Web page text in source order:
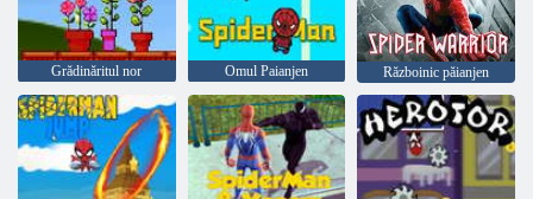
Grădinăritul nor Omul Paianjen Războinic păianjen